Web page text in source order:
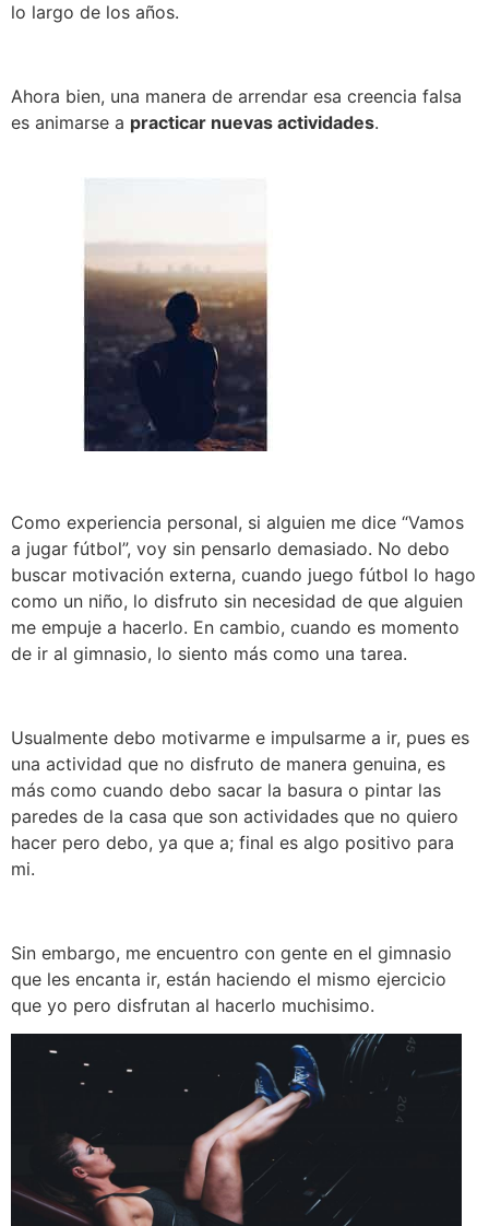
lo largo de los años.
Ahora bien, una manera de arrendar esa creencia falsa
es animarse a practicar nuevas actividades.
Como experiencia personal, si alguien me dice “Vamos
a jugar fútbol”, voy sin pensarlo demasiado. No debo
buscar motivación externa, cuando juego fútbol lo hago
como un niño, lo disfruto sin necesidad de que alguien
me empuje a hacerlo. En cambio, cuando es momento
de ir al gimnasio, lo siento más como una tarea.
Usualmente debo motivarme e impulsarme a ir, pues es
una actividad que no disfruto de manera genuina, es
más como cuando debo sacar la basura o pintar las
paredes de la casa que son actividades que no quiero
hacer pero debo, ya que a; final es algo positivo para
mi.
Sin embargo, me encuentro con gente en el gimnasio
que les encanta ir, están haciendo el mismo ejercicio
que yo pero disfrutan al hacerlo muchisimo.